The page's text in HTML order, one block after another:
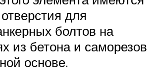
для
болтов на
из бетона и саморезов
основе.